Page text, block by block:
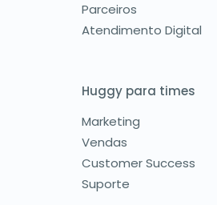
Parceiros
Atendimento Digital
Huggy para times
Marketing
Vendas
Customer Success
Suporte